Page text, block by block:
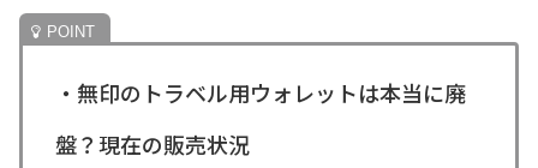
・無印のトラベル用ウォレットは本当に廃
盤？現在の販売状況